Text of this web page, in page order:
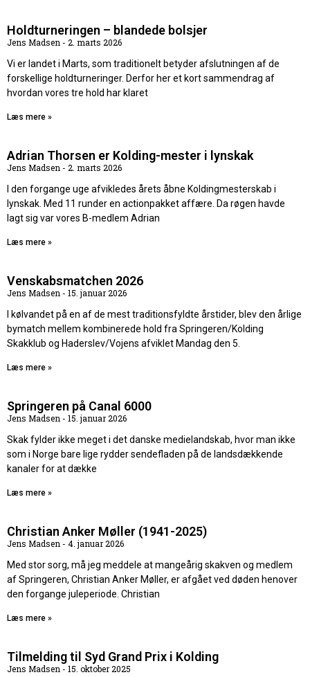
Holdturneringen – blandede bolsjer
Jens Madsen
2. marts 2026
Vi er landet i Marts, som traditionelt betyder afslutningen af de
forskellige holdturneringer. Derfor her et kort sammendrag af
hvordan vores tre hold har klaret
Læs mere »
Adrian Thorsen er Kolding-mester i lynskak
Jens Madsen
2. marts 2026
I den forgange uge afvikledes årets åbne Koldingmesterskab i
lynskak. Med 11 runder en actionpakket affære. Da røgen havde
lagt sig var vores B-medlem Adrian
Læs mere »
Venskabsmatchen 2026
Jens Madsen
15. januar 2026
I kølvandet på en af de mest traditionsfyldte årstider, blev den årlige
bymatch mellem kombinerede hold fra Springeren/Kolding
Skakklub og Haderslev/Vojens afviklet Mandag den 5.
Læs mere »
Springeren på Canal 6000
Jens Madsen
15. januar 2026
Skak fylder ikke meget i det danske medielandskab, hvor man ikke
som i Norge bare lige rydder sendefladen på de landsdækkende
kanaler for at dække
Læs mere »
Christian Anker Møller (1941-2025)
Jens Madsen
4. januar 2026
Med stor sorg, må jeg meddele at mangeårig skakven og medlem
af Springeren, Christian Anker Møller, er afgået ved døden henover
den forgange juleperiode. Christian
Læs mere »
Tilmelding til Syd Grand Prix i Kolding
Jens Madsen 15. oktober 2025